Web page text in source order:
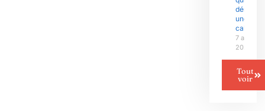
dénonce
une «
cabale »
7 août
2026
Tout
voir